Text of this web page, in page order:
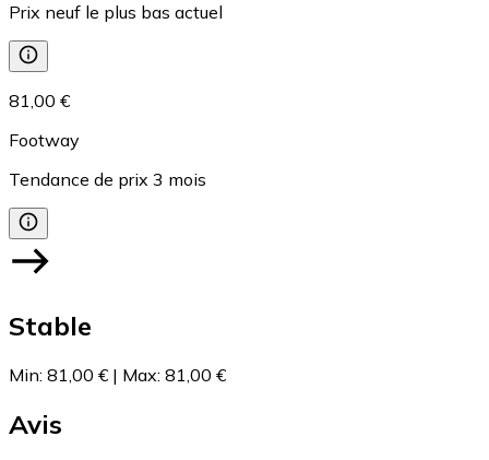
Prix neuf le plus bas actuel
81,00 €
Footway
Tendance de prix 3 mois
Stable
Min: 81,00 € | Max: 81,00 €
Avis